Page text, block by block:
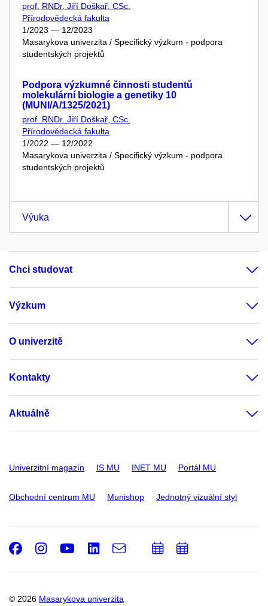
prof. RNDr. Jiří Doškař, CSc.
Přírodovědecká fakulta
1/2023 — 12/2023
Masarykova univerzita / Specifický výzkum - podpora
studentských projektů
Podpora výzkumné činnosti studentů
molekulární biologie a genetiky 10
(MUNI/A/1325/2021)
prof. RNDr. Jiří Doškař, CSc.
Přírodovědecká fakulta
1/2022 — 12/2022
Masarykova univerzita / Specifický výzkum - podpora
studentských projektů
Výuka
Chci studovat
Výzkum
O univerzitě
Kontakty
Aktuálně
Univerzitní magazín IS MU INET MU Portál MU
Obchodní centrum MU Munishop Jednotný vizuální styl
© 2026 Masarykova univerzita
Facebook
Instagram
Youtube
LinkedIn
e-
PřidatPřidat